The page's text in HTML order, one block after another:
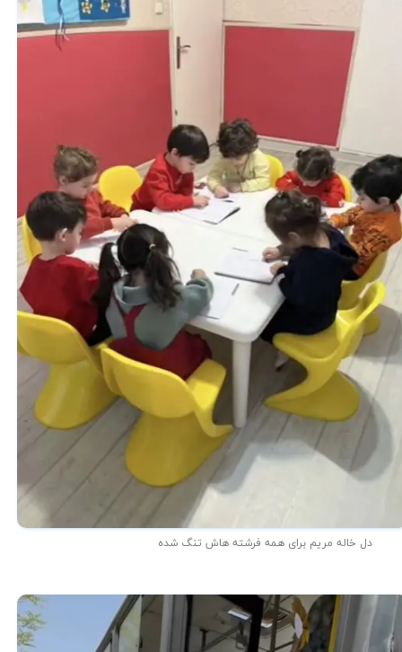
دل خاله مریم برای همه فرشته هاش تنگ شده